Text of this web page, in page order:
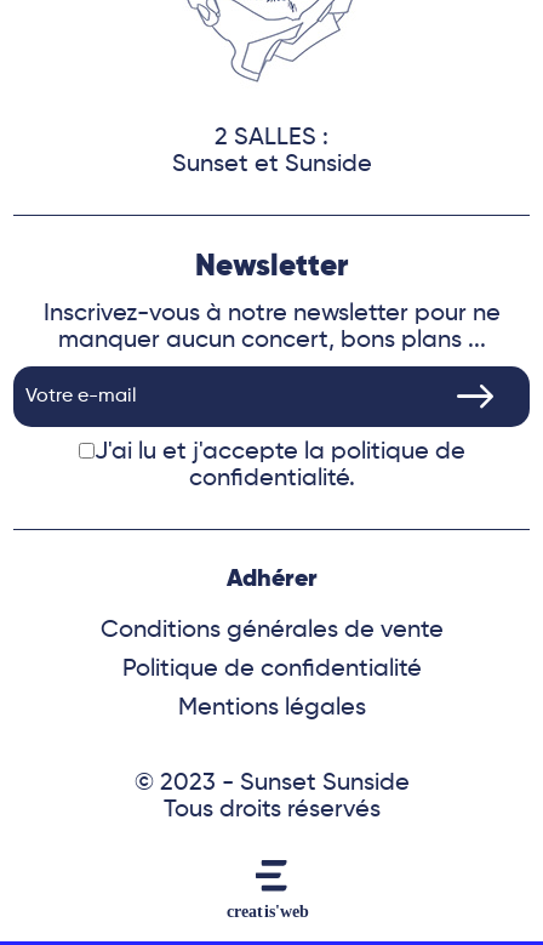
2 SALLES :
Sunset et Sunside
Newsletter
Inscrivez-vous à notre newsletter pour ne
manquer aucun concert, bons plans ...
J'ai lu et j'accepte la politique de
confidentialité.
Adhérer
Conditions générales de vente
Politique de confidentialité
Mentions légales
© 2023 - Sunset Sunside
Tous droits réservés